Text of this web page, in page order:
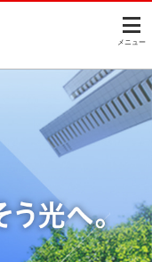
メニュー